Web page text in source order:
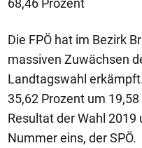
68,46 Prozent
Die FPÖ hat im Bezirk
massiven Zuwächsen
Landtagswahl
35,62 Prozent um
Resultat der Wahl
Nummer eins, der SPÖ.